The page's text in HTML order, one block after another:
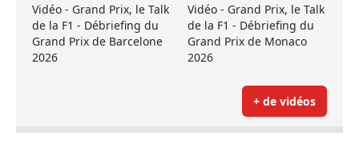
Vidéo - Grand Prix, le Talk
de la F1 - Débriefing du
Grand Prix de Barcelone
2026
Vidéo - Grand Prix, le Talk
de la F1 - Débriefing du
Grand Prix de Monaco
2026
+ de vidéos